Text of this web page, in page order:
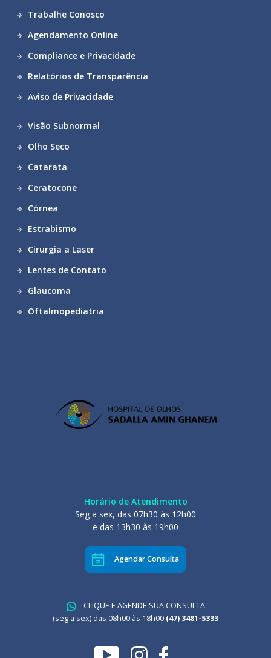
Trabalhe Conosco
Agendamento Online
Compliance e Privacidade
Relatórios de Transparência
Aviso de Privacidade
Visão Subnormal
Olho Seco
Catarata
Ceratocone
Córnea
Estrabismo
Cirurgia a Laser
Lentes de Contato
Glaucoma
Oftalmopediatria
Horário de Atendimento
Seg a sex, das 07h30 às 12h00
e das 13h30 às 19h00
Agendar Consulta
CLIQUE E AGENDE SUA CONSULTA
(seg a sex) das 08h00 às 18h00 (47) 3481-5333